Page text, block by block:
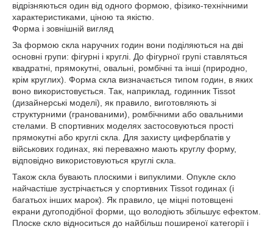
відрізняються один від одного формою, фізико-технічними
характеристиками, ціною та якістю.
Форма і зовнішній вигляд
За формою скла наручних годин вони поділяються на дві
основні групи: фігурні і круглі. До фігурної групі ставляться
квадратні, прямокутні, овальні, ромбічні та інші (природно,
крім круглих). Форма скла визначається типом годин, в яких
воно використовується. Так, наприклад, годинник Tissot
(дизайнерські моделі), як правило, виготовляють зі
структурними (гранованими), ромбічними або овальними
стелами. В спортивних моделях застосовуються прості
прямокутні або круглі скла. Для захисту циферблатів у
військових годинах, які переважно мають круглу форму,
відповідно використовуються круглі скла.
Також скла бувають плоскими і випуклими. Опукле скло
найчастіше зустрічається у спортивних Tissot годинах (і
багатьох інших марок). Як правило, це міцні потовщені
екрани дугоподібної форми, що володіють збільшує ефектом.
Плоске скло відноситься до найбільш поширеної категорії і